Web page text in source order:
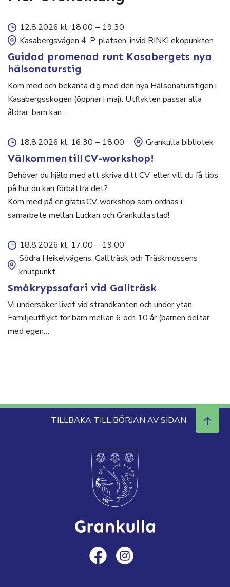
12.8.2026 kl. 18.00 – 19.30
Kasabergsvägen 4. P-platsen, invid RINKI ekopunkten
Guidad promenad runt Kasabergets nya
hälsonaturstig
Kom med och bekanta dig med den nya Hälsonaturstigen i
Kasabergsskogen (öppnar i maj). Utflykten passar alla
åldrar, barn kan…
18.8.2026 kl. 16.30 – 18.00 Grankulla bibliotek
Välkommen till CV-workshop!
Behöver du hjälp med att skriva ditt CV eller vill du få tips
på hur du kan förbättra det?
Kom med på en gratis CV-workshop som ordnas i
samarbete mellan Luckan och Grankulla stad!
18.8.2026 kl. 17.00 – 19.00
Södra Heikelvägens, Gallträsk och Träskmossens
knutpunkt
Småkrypssafari vid Gallträsk
Vi undersöker livet vid strandkanten och under ytan.
Familjeutflykt för barn mellan 6 och 10 år (barnen deltar
med egen…
TILLBAKA TILL BÖRJAN AV SIDAN